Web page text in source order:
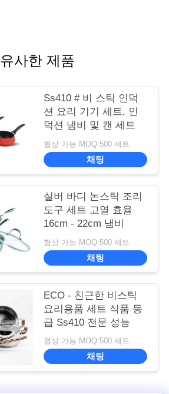
유사한 제품
Ss410 # 비 스틱 인덕
션 요리 기기 세트, 인
덕션 냄비 및 캔 세트
협상 가능 MOQ:500 세트
채팅
실버 바디 논스틱 조리
도구 세트 고열 효율
16cm - 22cm 냄비
협상 가능 MOQ:500 세트
채팅
ECO - 친근한 비스틱
요리용품 세트 식품 등
급 Ss410 전문 성능
협상 가능 MOQ:500 세트
채팅